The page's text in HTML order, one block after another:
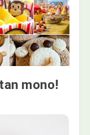
mono!